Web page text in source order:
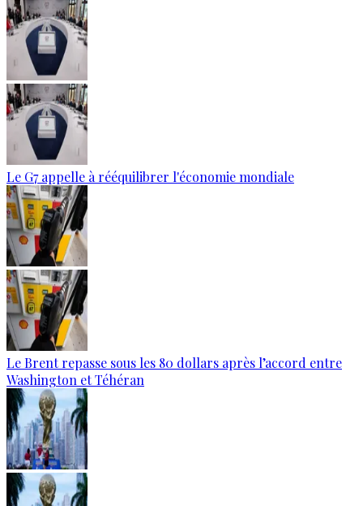
Le G7 appelle à rééquilibrer l'économie mondiale
Le Brent repasse sous les 80 dollars après l’accord entre
Washington et Téhéran